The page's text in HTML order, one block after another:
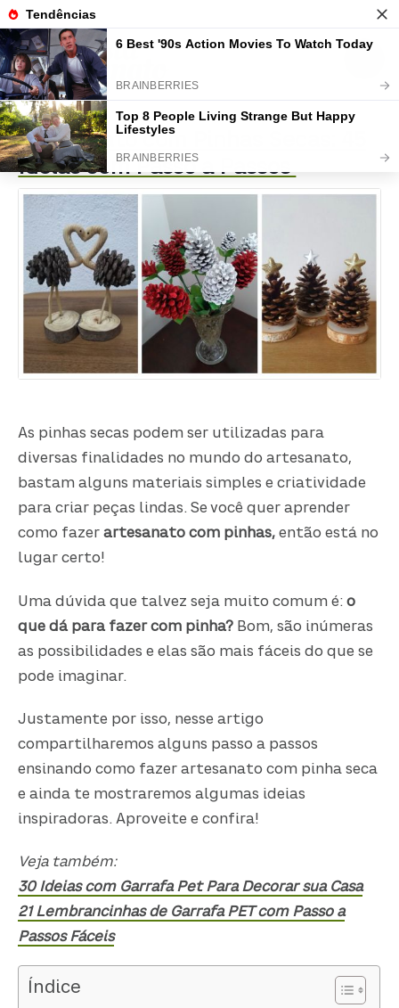
Artesanato com Pinhas Secas: 45
Ideias com Passo a Passos
As pinhas secas podem ser utilizadas para
diversas finalidades no mundo do artesanato,
bastam alguns materiais simples e criatividade
para criar peças lindas. Se você quer aprender
como fazerartesanato com pinhas, então está no
lugar certo!
Uma dúvida que talvez seja muito comum é:o
que dá para fazer com pinha? Bom, são inúmeras
as possibilidades e elas são mais fáceis do que se
pode imaginar.
Justamente por isso, nesse artigo
compartilharemos alguns passo a passos
ensinando como fazer artesanato com pinha seca
e ainda te mostraremos algumas ideias
inspiradoras. Aproveite e confira!
Veja também:
30 Ideias com Garrafa Pet Para Decorar sua Casa
21 Lembrancinhas de Garrafa PET com Passo a
Passos Fáceis
Índice